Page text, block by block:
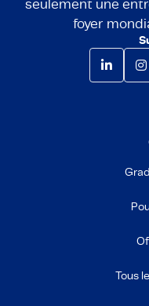
seulement une
foyer
Tous